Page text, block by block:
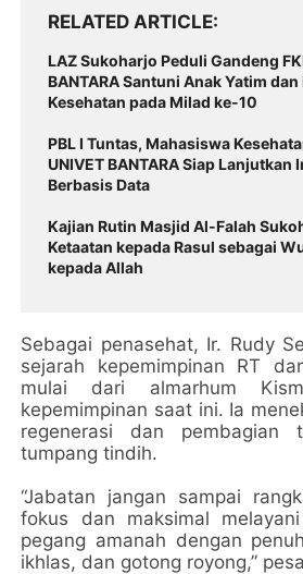
RELATED ARTICLE
LAZ Sukoharjo Peduli Gandeng
BANTARA Santuni Anak Yatim
Kesehatan pada Milad ke-10
PBL I Tuntas, Mahasiswa
UNIVET BANTARA Siap Lanjutkan
Berbasis Data
Kajian Rutin Masjid Al-Falah
Ketaatan kepada Rasul sebagai
kepada Allah
Sebagai penasehat, Ir. Rudy
sejarah kepemimpinan RT
mulai dari almarhum
kepemimpinan saat ini. Ia
regenerasi dan pembagian
tumpang tindih.
“Jabatan jangan sampai
fokus dan maksimal
pegang amanah dengan
ikhlas, dan gotong royong,”